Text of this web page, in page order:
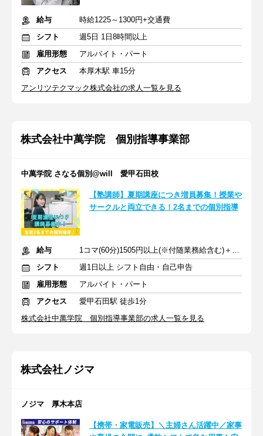
給与
時給1225～1300円+交通費
シフト
週5日 1日8時間以上
雇用形態
アルバイト・パート
アクセス
本厚木駅 車15分
アンリツテクマック株式会社の求人一覧を見る
株式会社中萬学院 個別指導事業部
中萬学院 さなる個別@will 愛甲石田校
【塾講師】夏期講座につき増員募集！授業や
サークルと両立できる！2名までの個別指導
給与
1コマ(60分)1505円以上(※付随業務給含む)＋交通費
シフト
週1日以上 シフト自由・自己申告
雇用形態
アルバイト・パート
アクセス
愛甲石田駅 徒歩1分
株式会社中萬学院 個別指導事業部の求人一覧を見る
株式会社ノジマ
ノジマ 厚木本店
【携帯・家電販売】＼主婦さん活躍中／家事